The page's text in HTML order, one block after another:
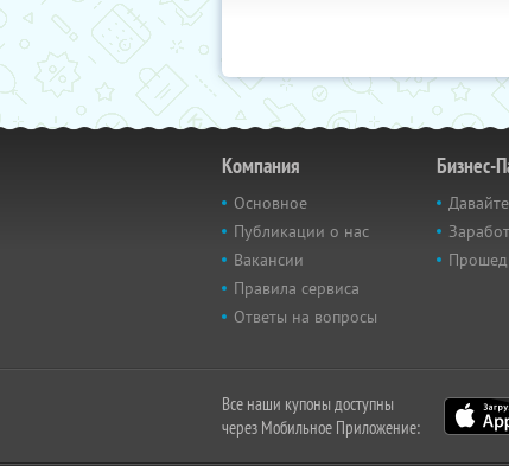
Компания
Основное
Публикации о нас
Вакансии
Правила сервиса
Ответы на вопросы
Бизнес-
Все наши купоны доступны
через Мобильное Приложение: